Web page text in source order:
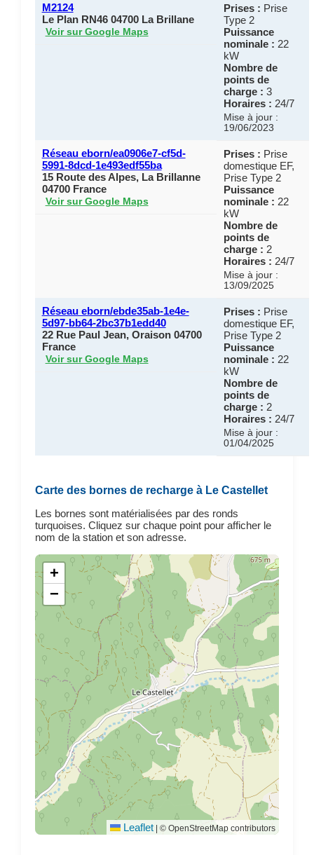
M2124
Le Plan RN46 04700 La Brillane
Voir sur Google Maps
Prises : Prise
Type 2
Puissance
nominale : 22
kW
Nombre de
points de
charge : 3
Horaires : 24/7
Mise à jour :
19/06/2023
Réseau eborn/ea0906e7-cf5d-
5991-8dcd-1e493edf55ba
15 Route des Alpes, La Brillanne
04700 France
Voir sur Google Maps
Prises : Prise
domestique EF,
Prise Type 2
Puissance
nominale : 22
kW
Nombre de
points de
charge : 2
Horaires : 24/7
Mise à jour :
13/09/2025
Réseau eborn/ebde35ab-1e4e-
5d97-bb64-2bc37b1edd40
22 Rue Paul Jean, Oraison 04700
France
Voir sur Google Maps
Prises : Prise
domestique EF,
Prise Type 2
Puissance
nominale : 22
kW
Nombre de
points de
charge : 2
Horaires : 24/7
Mise à jour :
01/04/2025
Carte des bornes de recharge à Le Castellet
Les bornes sont matérialisées par des ronds
turquoises. Cliquez sur chaque point pour afficher le
nom de la station et son adresse.
+
−
Leaflet | © OpenStreetMap contributors